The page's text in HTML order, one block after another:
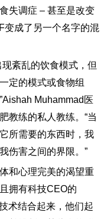
失调症 – 甚至是改变
变成了另一个名字的混
紊乱的饮食模式，但
定的模式或食物组
Muhammad医
教练的私人教练。“当
所需要的东西时，我
伤害之间的界限。”
和心理完美的渴望重
拥有科技CEO的
术结合起来，他们起